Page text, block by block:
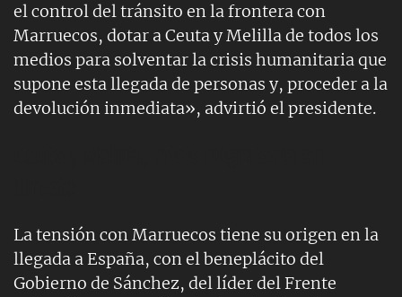
el control del tránsito en la frontera con
Marruecos, dotar a Ceuta y Melilla de todos los
medios para solventar la crisis humanitaria que
supone esta llegada de personas y, proceder a la
devolución inmediata», advirtió el presidente.
La tensión con Marruecos tiene su origen en la
llegada a España, con el beneplácito del
Gobierno de Sánchez, del líder del Frente